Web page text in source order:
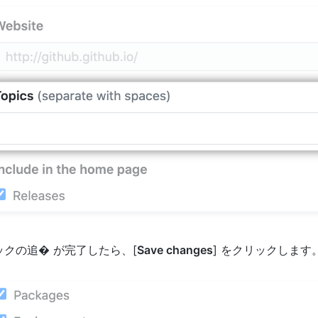
クの追� が完了したら、[Save changes] をクリックします